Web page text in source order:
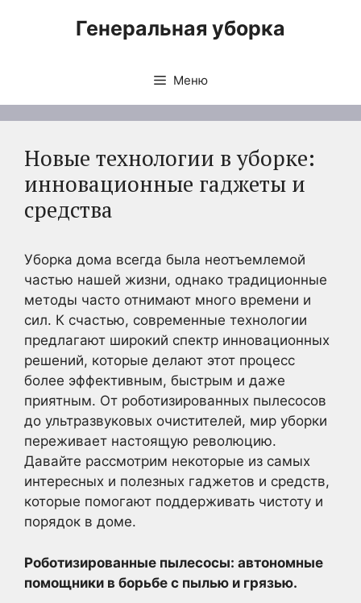
Генеральная уборка
Меню
Новые технологии в уборке:
инновационные гаджеты и
средства
Уборка дома всегда была неотъемлемой
частью нашей жизни, однако традиционные
методы часто отнимают много времени и
сил. К счастью, современные технологии
предлагают широкий спектр инновационных
решений, которые делают этот процесс
более эффективным, быстрым и даже
приятным. От роботизированных пылесосов
до ультразвуковых очистителей, мир уборки
переживает настоящую революцию.
Давайте рассмотрим некоторые из самых
интересных и полезных гаджетов и средств,
которые помогают поддерживать чистоту и
порядок в доме.
Роботизированные пылесосы: автономные
помощники в борьбе с пылью и грязью.